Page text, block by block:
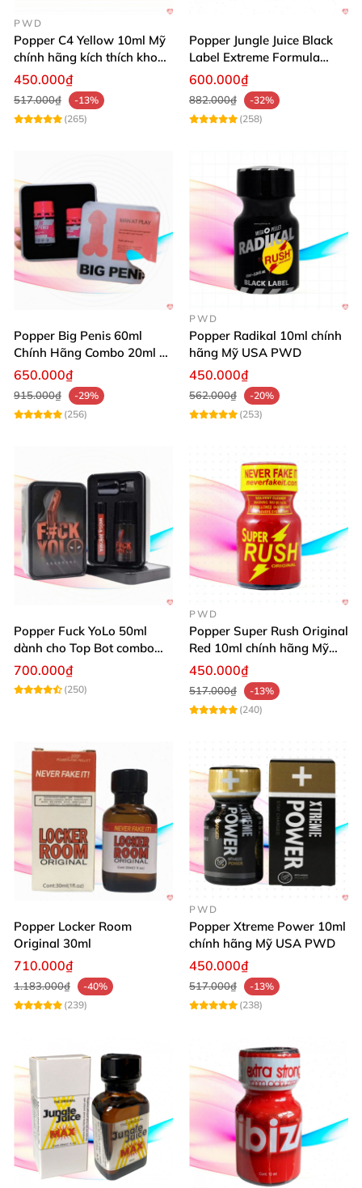
lựcđể chúng tôi
dịch vụ.
Trân trọng
Shop Đồ Chơi Tình Dục Trung
PWD
Popper C4 Yellow 10ml Mỹ
chính hãng kích thích khoái
cảm
450.000₫
517.000₫
-13%
(265)
Popper Jungle Juice Black
Label Extreme Formula
30ml
600.000₫
882.000₫
-32%
(258)
Popper Big Penis 60ml
Chính Hãng Combo 20ml +
40ml Tăng Khoái Cảm Cho
Top & Bot
650.000₫
915.000₫
-29%
(256)
PWD
Popper Radikal 10ml chính
hãng Mỹ USA PWD
450.000₫
562.000₫
-20%
(253)
Popper Fuck YoLo 50ml
dành cho Top Bot combo
hộp thiếc 40ml + 10ml
700.000₫
(250)
PWD
Popper Super Rush Original
Red 10ml chính hãng Mỹ
USA PWD
450.000₫
517.000₫
-13%
(240)
Popper Locker Room
Original 30ml
710.000₫
1.183.000₫
-40%
(239)
PWD
Popper Xtreme Power 10ml
chính hãng Mỹ USA PWD
450.000₫
517.000₫
-13%
(238)